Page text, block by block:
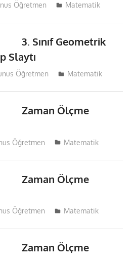
Öğretmen Matematik
3. Sınıf Geometrik
Slaytı
Öğretmen Matematik
Zaman Ölçme
Öğretmen Matematik
Zaman Ölçme
Öğretmen Matematik
Zaman Ölçme